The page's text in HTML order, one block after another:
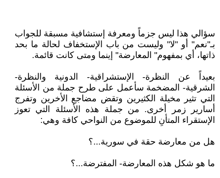
سؤالي هذا ليس جزماً ومعرفة إستشافية مسبقة للجواب
بـ"نعم" أو "لا" وليست من باب الإستخفاف لحالة ما بحد
ذاتها، أي بمفهوم" المعارضة" إينما ومتى كانت قائمة.
بعيداً عن النظرة- الإستشراقية- الدونية والنظرة-
الشرقية- المضخمة سأعمل على طرح جملة من الأسئلة
التي تثير مخيلة الكثيرين وتقض مضاجع الأخرين وتفرج
أسارير زمر أخرى. من جملة هذه الأسئلة التي تعوز
الإستقراء المتأنِ للموضوع من النواحي كافة وهي:
هل من معارضة حقة في سورية...؟
ما هو شكل هذه المعارضة- المفترضة...؟